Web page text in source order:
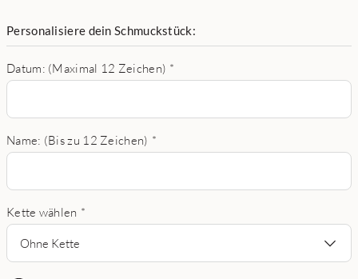
Personalisiere dein Schmuckstück:
Datum: (Maximal 12 Zeichen) *
Name: (Bis zu 12 Zeichen) *
Kette wählen *
Ohne Kette